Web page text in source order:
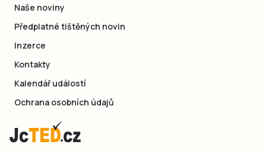
Naše noviny
Předplatné tištěných novin
Inzerce
Kontakty
Kalendář událostí
Ochrana osobních údajů